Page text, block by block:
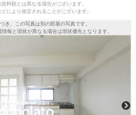
料額とは異なる場合がございます。
により改定されることがございます。
き、この写真は別の部屋の写真です。
と現状が異なる場合は現状優先となります。